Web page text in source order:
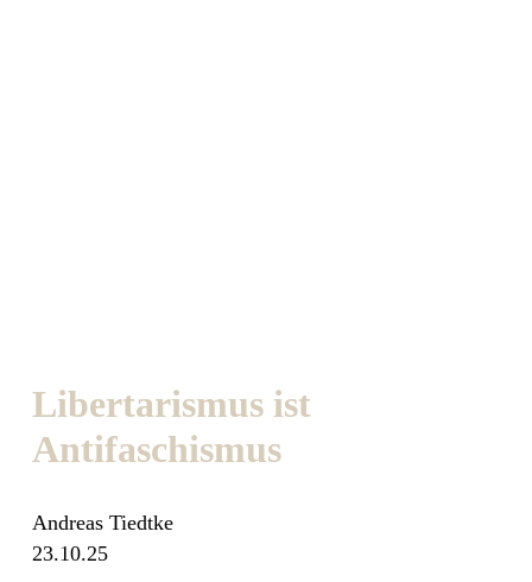
Libertarismus ist
Antifaschismus
Andreas Tiedtke
23.10.25